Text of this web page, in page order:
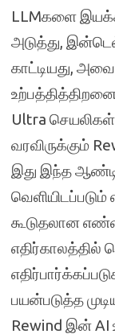
LLMகளை
அடுத்து,
காட்டியது,
Ultra
வரவிருக்கும்
இது இந்த
வெளியிடப்படும்
கூடுதலான
எதிர்காலத்தில்
பயன்படுத்த
Rewind இன் AI